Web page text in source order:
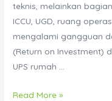
teknis, melainkan
ICCU, UGD, ruang
mengalami gangguan
(Return on Investment)
UPS rumah …
Perhitungan
Read More »